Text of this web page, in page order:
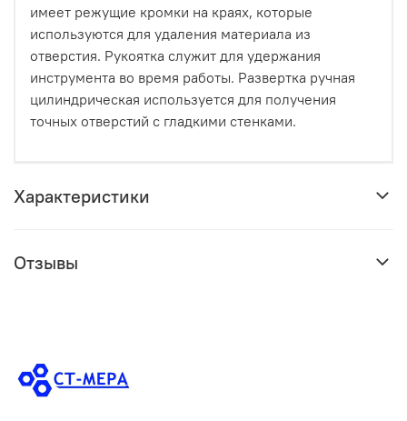
имеет режущие кромки на краях, которые
используются для удаления материала из
отверстия. Рукоятка служит для удержания
инструмента во время работы. Развертка ручная
цилиндрическая используется для получения
точных отверстий с гладкими стенками.
Характеристики
Отзывы